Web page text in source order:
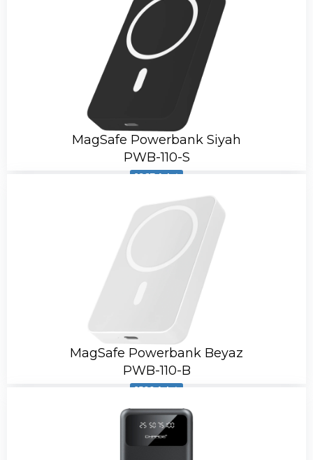
MagSafe Powerbank Siyah
PWB-110-S
1967 Adet
MagSafe Powerbank Beyaz
PWB-110-B
1500 Adet